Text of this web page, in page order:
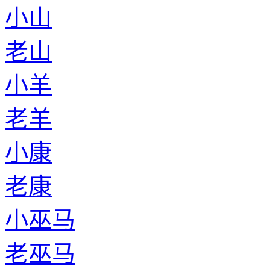
小山
老山
小羊
老羊
小康
老康
小巫马
老巫马